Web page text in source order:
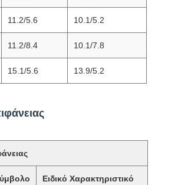
11.2/5.6 10.1/5.2
11.2/8.4 10.1/7.8
15.1/5.6 13.9/5.2
Ειδικό Χαρακτηριστικό